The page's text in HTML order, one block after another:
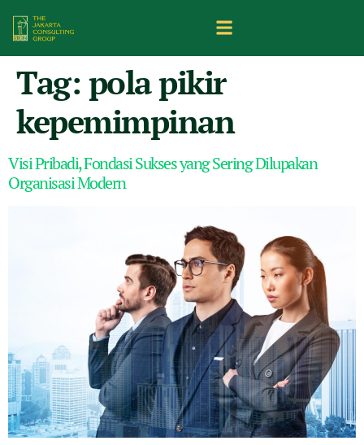
Tag: pola pikir
kepemimpinan
Visi Pribadi, Fondasi Sukses yang Sering Dilupakan
Organisasi Modern